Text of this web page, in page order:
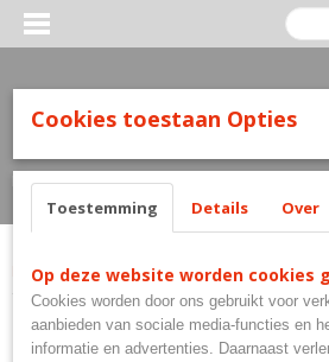
Inloggen Registreren
Home >Surrounds>Bull's Advantage Pro
Cookies toestaan Opties
Toestemming Details Over
Op deze website worden cookies
Cookies worden door ons gebruikt voor
aanbieden van sociale media-functies en
informatie en advertenties. Daarnaast